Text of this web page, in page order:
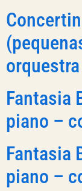
Fantasia
piano –
Fantasia
piano –